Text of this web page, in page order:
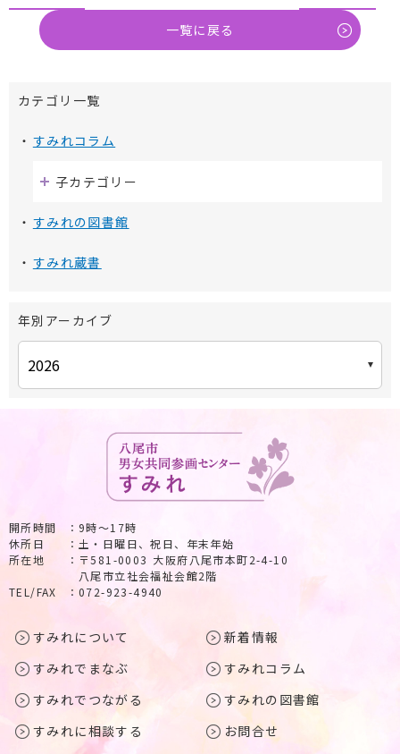
一覧に戻る
カテゴリ一覧
すみれコラム
子カテゴリー
すみれの図書館
すみれ蔵書
年別アーカイブ
開所時間
9時～17時
休所日
土・日曜日、祝日、年末年始
所在地
〒581-0003 大阪府八尾市本町2-4-10
八尾市立社会福祉会館2階
TEL/FAX
072-923-4940
すみれについて
すみれでまなぶ
すみれでつながる
すみれに相談する
新着情報
すみれコラム
すみれの図書館
お問合せ